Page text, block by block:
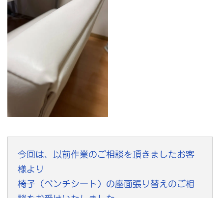
今回は、以前作業のご相談を頂きましたお客
様より
椅子（ベンチシート）の座面張り替えのご相